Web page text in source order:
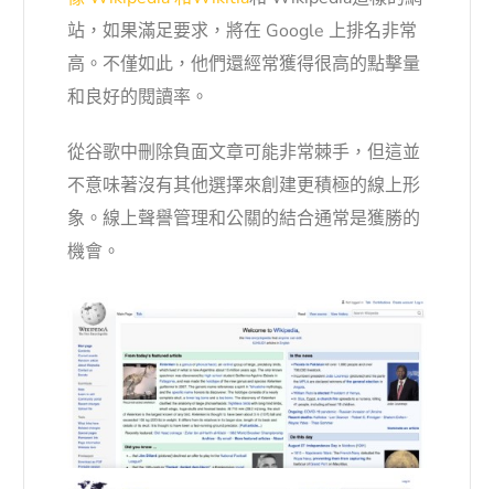
站，如果滿足要求，將在 Google 上排名非常
高。不僅如此，他們還經常獲得很高的點擊量
和良好的閱讀率。
從谷歌中刪除負面文章可能非常棘手，但這並
不意味著沒有其他選擇來創建更積極的線上形
象。線上聲譽管理和公關的結合通常是獲勝的
機會。